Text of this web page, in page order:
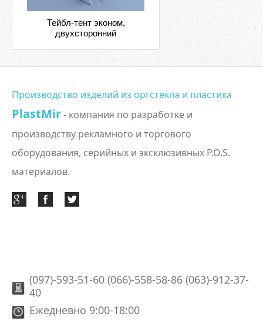
Тейбл-тент эконом,
двухсторонний
Производство изделий из оргстекла и пластика
PlastMir- компания по разработке и
производству рекламного и торгового
оборудования, серийных и эксклюзивных P.O.S.
материалов.
(097)-593-51-60 (066)-558-58-86 (063)-912-37-
40
Ежедневно 9:00-18:00